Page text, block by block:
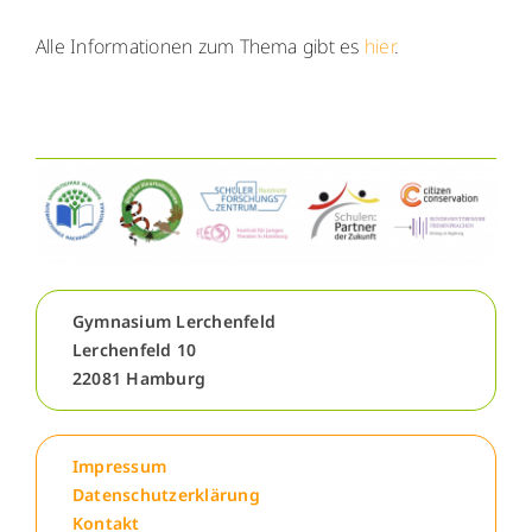
Menschen
Besonderheiten
Service
Krankmeldung
Kalender
Alle Informationen zum Thema gibt es hier.
Gymnasium Lerchenfeld
Lerchenfeld 10
22081 Hamburg
Impressum
Datenschutzerklärung
Kontakt